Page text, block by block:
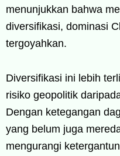
menunjukkan bahwa
diversifikasi, dominasi
tergoyahkan.
Diversifikasi ini lebih
risiko geopolitik
Dengan ketegangan
yang belum juga
mengurangi